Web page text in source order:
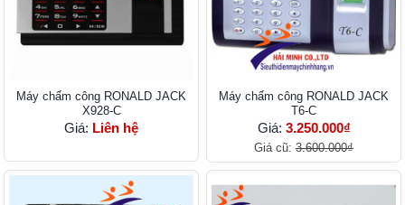
Máy chấm công RONALD JACK
X928-C
Giá: Liên hệ
Máy chấm công RONALD JACK
T6-C
Giá: 3.250.000₫
Giá cũ: 3.600.000₫